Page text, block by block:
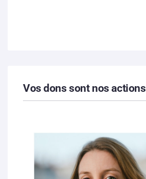
Vos dons sont nos actions